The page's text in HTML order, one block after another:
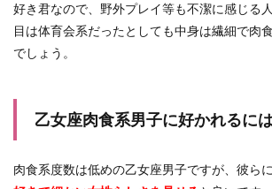
好き君なので、野外プレイ等も不潔に感じる
目は体育会系だったとしても中身は繊細で肉
でしょう。
乙女座肉食系男子に好かれるには
肉食系度数は低めの乙女座男子ですが、彼ら